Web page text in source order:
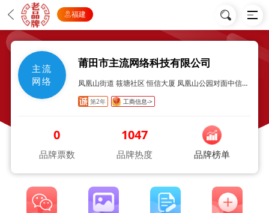
福建
主流
网络
莆田市主流网络科技有限公司
凤凰山街道 筱塘社区 恒信大厦 凤凰山公园对面中信银行7楼
第2年 工商信息->
0
品牌票数
1047
品牌热度 品牌榜单